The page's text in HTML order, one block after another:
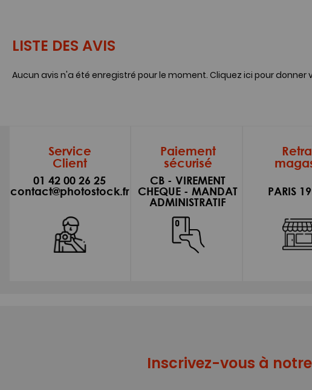
LISTE DES AVIS
Aucun avis n'a été enregistré pour le moment. Cliquez ici pour donner
Service
Client
01 42 00 26 25
contact@photostock.fr
Paiement
sécurisé
CB - VIREMENT
CHEQUE - MANDAT
ADMINISTRATIF
PARIS
Inscrivez-vous à